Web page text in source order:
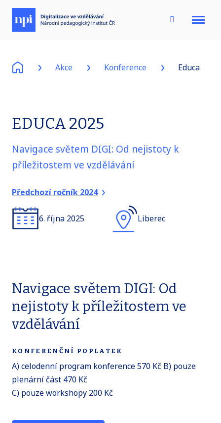
Menu
Akce Konference Educa
EDUCA 2025
Navigace světem DIGI: Od nejistoty k
příležitostem ve vzdělávání
Předchozí ročník 2024
6. října 2025 Liberec
Navigace světem DIGI: Od
nejistoty k příležitostem ve
vzdělávání
KONFERENČNÍ POPLATEK
A) celodenní program konference 570 Kč B) pouze
plenární část 470 Kč
C) pouze workshopy 200 Kč